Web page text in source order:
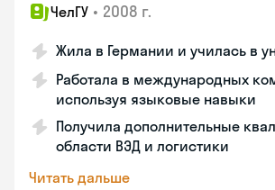
ЧелГУ • 2008 г.
Жила в Германии и училась в
Работала в международных
используя языковые навыки
Получила дополнительные
области ВЭД и логистики
Читать дальше